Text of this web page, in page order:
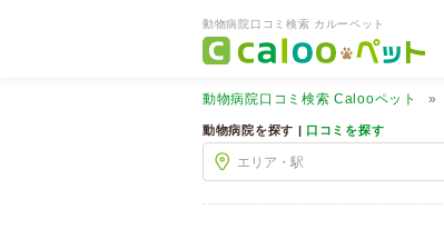
動物病院口コミ検索 カルーペット
動物病院口コミ検索 Calooペット
動物病院を探す | 口コミを探す